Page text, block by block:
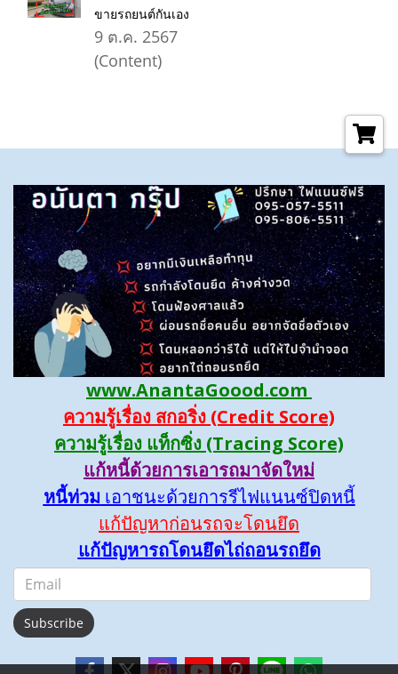
ขายรถยนต์กันเอง
9 ต.ค. 2567
(Content)
www.AnantaGoood.com
ความรู้เรื่อง สกอริ่ง (Credit Score)
ความรู้เรื่อง แท็กซิ่ง (Tracing Score)
แก้หนี้ด้วยการเอารถมาจัดใหม่
หนี้ท่วม เอาชนะด้วยการรีไฟแนนซ์ปิดหนี้
แก้ปัญหาก่อนรถจะโดนยึด
แก้ปัญหารถโดนยึดไถ่ถอนรถยึด
Subscribe